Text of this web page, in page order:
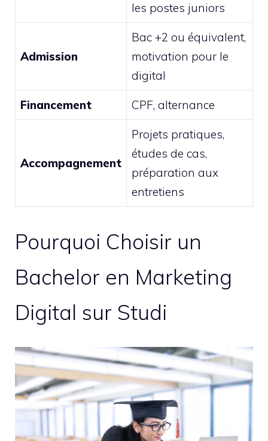
les postes juniors
Admission
Bac +2 ou équivalent,
motivation pour le
digital
Financement CPF, alternance
Accompagnement
Projets pratiques,
études de cas,
préparation aux
entretiens
Pourquoi Choisir un
Bachelor en Marketing
Digital sur Studi